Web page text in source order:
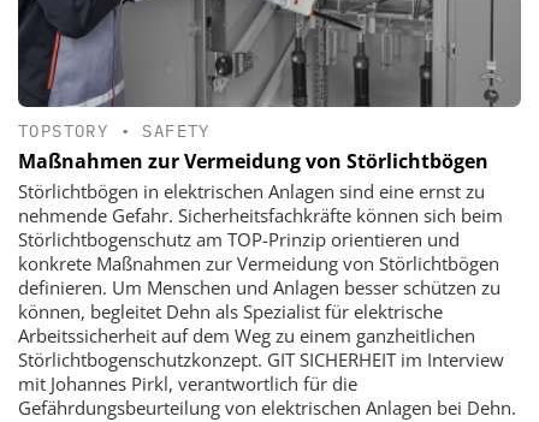
TOPSTORY • SAFETY
Maßnahmen zur Vermeidung von Störlichtbögen
Störlichtbögen in elektrischen Anlagen sind eine ernst zu
nehmende Gefahr. Sicherheitsfachkräfte können sich beim
Störlichtbogenschutz am TOP-Prinzip orientieren und
konkrete Maßnahmen zur Vermeidung von Störlichtbögen
definieren. Um Menschen und Anlagen besser schützen zu
können, begleitet Dehn als Spezialist für elektrische
Arbeitssicherheit auf dem Weg zu einem ganzheitlichen
Störlichtbogenschutzkonzept. GIT SICHERHEIT im Interview
mit Johannes Pirkl, verantwortlich für die
Gefährdungsbeurteilung von elektrischen Anlagen bei Dehn.